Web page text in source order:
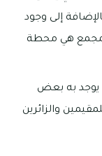
دقائق، هذا بالإضافة إلى وجود
هي محطة
يوجد به بعض
والزائرين